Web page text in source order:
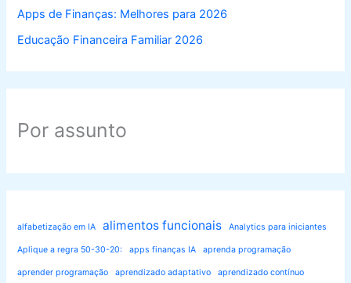
Apps de Finanças: Melhores para 2026
Educação Financeira Familiar 2026
Por assunto
alfabetização em IA alimentos funcionais Analytics para iniciantes
Aplique a regra 50-30-20: apps finanças IA aprenda programação
aprender programação aprendizado adaptativo aprendizado contínuo